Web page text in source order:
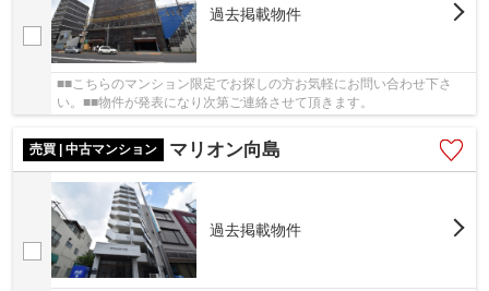
過去掲載物件
■■こちらのマンション限定でお探しの方お気軽にお問い合わせ下さ
い。■■物件が発表になり次第ご連絡させて頂きます。
売買 | 中古マンション マリオン向島
過去掲載物件